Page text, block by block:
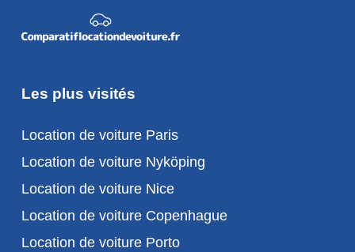
Les plus visités
Location de voiture Paris
Location de voiture Nyköping
Location de voiture Nice
Location de voiture Copenhague
Location de voiture Porto